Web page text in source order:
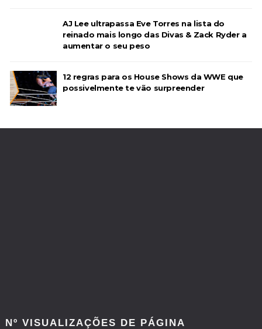
AJ Lee ultrapassa Eve Torres na lista do
reinado mais longo das Divas & Zack Ryder a
aumentar o seu peso
12 regras para os House Shows da WWE que
possivelmente te vão surpreender
Nº VISUALIZAÇÕES DE PÁGINA